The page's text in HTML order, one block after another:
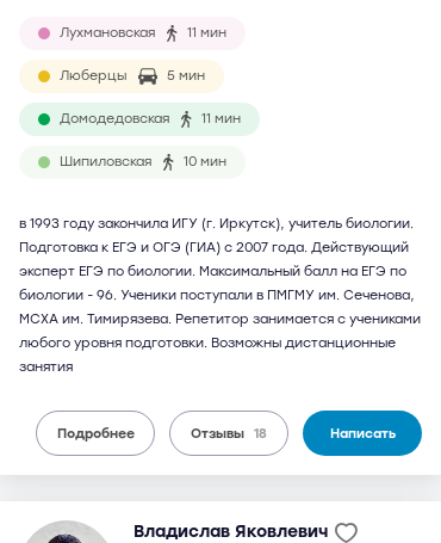
Лухмановская 11 мин
Люберцы 5 мин
Домодедовская 11 мин
Шипиловская 10 мин
в 1993 году закончила ИГУ (г. Иркутск), учитель биологии.
Подготовка к ЕГЭ и ОГЭ (ГИА) с 2007 года. Действующий
эксперт ЕГЭ по биологии. Максимальный балл на ЕГЭ по
биологии - 96. Ученики поступали в ПМГМУ им. Сеченова,
МСХА им. Тимирязева. Репетитор занимается с учениками
любого уровня подготовки. Возможны дистанционные
занятия
Подробнее Отзывы 18 Написать
Владислав Яковлевич